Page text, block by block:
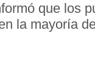
que los
la mayoría